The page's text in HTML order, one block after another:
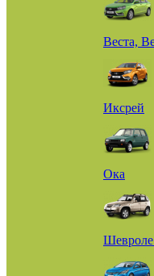
Веста,
Иксрей
Ока